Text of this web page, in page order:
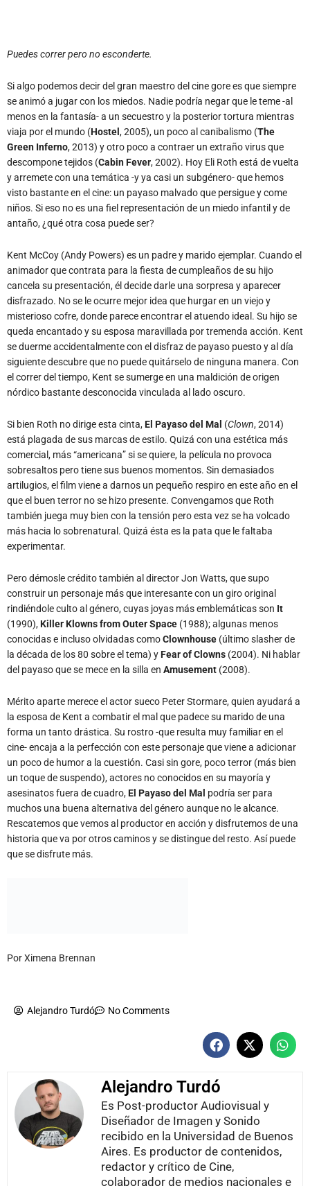
se animó a jugar con los miedos. Nadie podría negar que le teme -al
viaja por el mundo (Hostel, 2005), un poco al canibalismo (The
Green Inferno, 2013) y otro poco a contraer un extraño virus que
descompone tejidos ( Cabin Fever, 2002). Hoy Eli Roth está de vuelta
y arremete con una temática -y ya casi un subgénero- que hemos
visto bastante en el cine: un payaso malvado que persigue y come
niños. Si eso no es una fiel representación de un miedo infantil y de
antaño, ¿qué otra cosa puede ser?
Kent McCoy (Andy Powers) es un padre y marido ejemplar. Cuando el
animador que contrata para la fiesta de cumpleaños de su hijo
disfrazado. No se le ocurre mejor idea que hurgar en un viejo y
misterioso cofre, donde parece encontrar el atuendo ideal. Su hijo se
queda encantado y su esposa maravillada por tremenda acción. Kent
se duerme accidentalmente con el disfraz de payaso puesto y al día
siguiente descubre que no puede quitárselo de ninguna manera. Con
el correr del tiempo, Kent se sumerge en una maldición de origen
nórdico bastante desconocida vinculada al lado oscuro.
Si bien Roth no dirige esta cinta, El Payaso del Mal
, 2014)
sobresaltos pero tiene sus buenos momentos. Sin demasiados
artilugios, el film viene a darnos un pequeño respiro en este año en el
que el buen terror no se hizo presente. Convengamos que Roth
también juega muy bien con la tensión pero esta vez se ha volcado
más hacia lo sobrenatural. Quizá ésta es la pata que le faltaba
experimentar.
Pero démosle crédito también al director Jon Watts, que supo
construir un personaje más que interesante con un giro original
(1990),Killer Klowns from Outer Space(1988); algunas menos
conocidas e incluso olvidadas comoClownhouse(último slasher de
la década de los 80 sobre el tema) yFear of Clowns(2004). Ni hablar
del payaso que se mece en la silla enAmusement(2008).
Mérito aparte merece el actor sueco Peter Stormare, quien ayudará a
la esposa de Kent a combatir el mal que padece su marido de una
cine- encaja a la perfección con este personaje que viene a adicionar
un poco de humor a la cuestión. Casi sin gore, poco terror (más bien
un toque de suspendo), actores no conocidos en su mayoría y
asesinatos fuera de cuadro,El Payaso del Mal podría ser para
muchos una buena alternativa del género aunque no le alcance.
Rescatemos que vemos al productor en acción y disfrutemos de una
historia que va por otros caminos y se distingue del resto. Así puede
que se disfrute más.
Alejandro Turdó
Diseñador de Imagen y Sonido
recibido en la Universidad de Buenos
redactor y crítico de Cine,
colaborador de medios nacionales e
internacionales. Cree que hasta la
película más mala puede tener algo
interesante para escribir al respecto.